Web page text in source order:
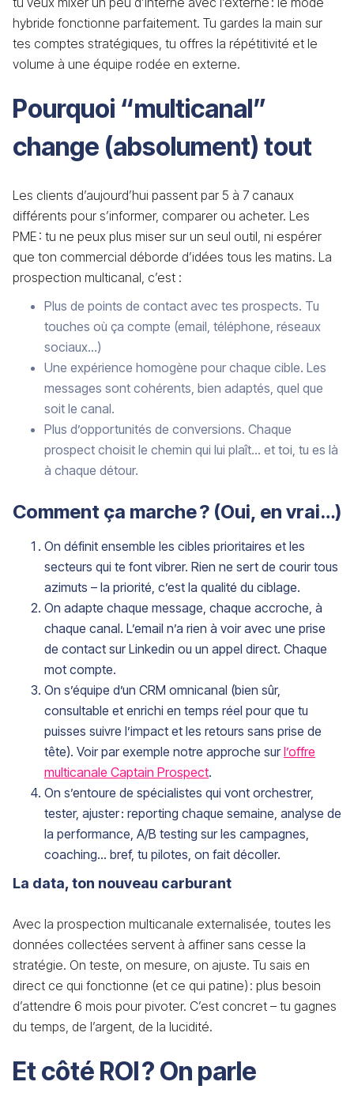
hybride fonctionne parfaitement. Tu gardes la main sur
tes comptes stratégiques, tu offres la répétitivité et le
volume à une équipe rodée en externe.
Pourquoi “multicanal”
change (absolument) tout
Les clients d’aujourd’hui passent par 5 à 7 canaux
différents pour s’informer, comparer ou acheter. Les
PME : tu ne peux plus miser sur un seul outil, ni espérer
que ton commercial déborde d’idées tous les matins. La
prospection multicanal, c’est :
Plus de points de contact avec tes prospects. Tu
touches où ça compte (email, téléphone, réseaux
sociaux…)
Une expérience homogène pour chaque cible. Les
messages sont cohérents, bien adaptés, quel que
soit le canal.
Plus d’opportunités de conversions. Chaque
prospect choisit le chemin qui lui plaît… et toi, tu es là
à chaque détour.
Comment ça marche ? (Oui, en vrai…)
On définit ensemble les cibles prioritaires et les
secteurs qui te font vibrer. Rien ne sert de courir tous
azimuts – la priorité, c’est la qualité du ciblage.
On adapte chaque message, chaque accroche, à
chaque canal. L’email n’a rien à voir avec une prise
de contact sur Linkedin ou un appel direct. Chaque
mot compte.
On s’équipe d’un CRM omnicanal (bien sûr,
consultable et enrichi en temps réel pour que tu
puisses suivre l’impact et les retours sans prise de
tête). Voir par exemple notre approche sur l’offre
multicanale Captain Prospect.
On s’entoure de spécialistes qui vont orchestrer,
tester, ajuster : reporting chaque semaine, analyse de
la performance, A/B testing sur les campagnes,
coaching… bref, tu pilotes, on fait décoller.
La data, ton nouveau carburant
Avec la prospection multicanale externalisée, toutes les
données collectées servent à affiner sans cesse la
stratégie. On teste, on mesure, on ajuste. Tu sais en
direct ce qui fonctionne (et ce qui patine) : plus besoin
d’attendre 6 mois pour pivoter. C’est concret – tu gagnes
du temps, de l’argent, de la lucidité.
Et côté ROI ? On parle